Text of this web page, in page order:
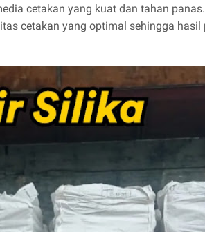
cetakan yang kuat dan tahan
cetakan yang optimal sehingga hasil